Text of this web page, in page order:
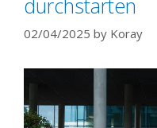
02/04/2025 by Koray